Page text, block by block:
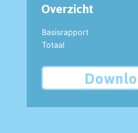
Overzicht
Basisrapport
Totaal